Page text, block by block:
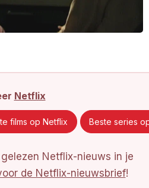
Netflix
films op Netflix Beste series
Netflix-nieuws in je
de Netflix-nieuwsbrief!